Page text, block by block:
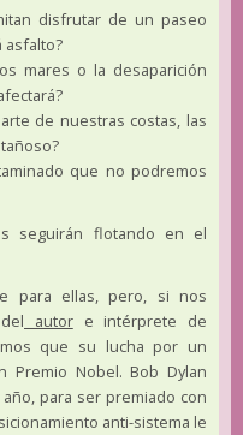
disfrutar de un paseo
asfalto?
mares o la desaparición
de nuestras costas, las
que no podremos
seguirán flotando en el
para ellas, pero, si nos
autore intérprete de
que su lucha por un
Nobel. Bob Dylan
para ser premiado con
anti-sistema le